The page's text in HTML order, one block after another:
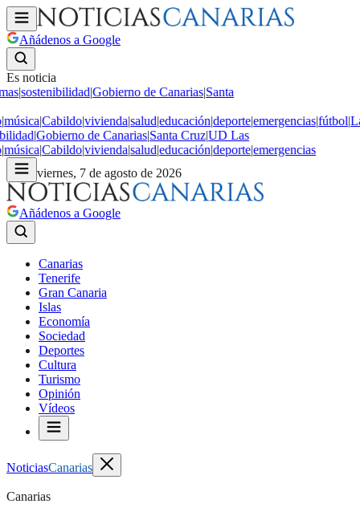
Añádenos a Google
Es noticia
|sostenibilidad|Gobierno de Canarias|Santa
|música|Cabildo|vivienda|salud|educación|deporte|emergencias|fútbol|
|Gobierno de Canarias|Santa Cruz|UD Las
|música|Cabildo|vivienda|salud|educación|deporte|emergencias
viernes, 7 de agosto de 2026
Añádenos a Google
Canarias
Tenerife
Gran Canaria
Islas
Economía
Sociedad
Deportes
Cultura
Turismo
Opinión
Vídeos
NoticiasCanarias
Canarias